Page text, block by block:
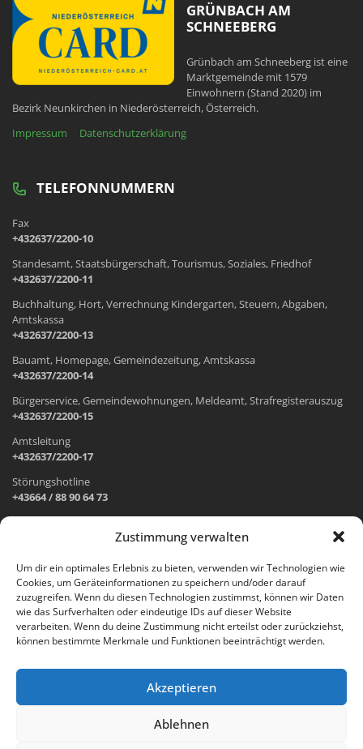
Zustimmung verwalten
Um dir ein optimales Erlebnis zu bieten, verwenden wir Technologien wie
Cookies, um Geräteinformationen zu speichern und/oder darauf
zuzugreifen. Wenn du diesen Technologien zustimmst, können wir Daten
wie das Surfverhalten oder eindeutige IDs auf dieser Website
verarbeiten. Wenn du deine Zustimmung nicht erteilst oder zurückziehst,
können bestimmte Merkmale und Funktionen beeinträchtigt werden.
Akzeptieren
Ablehnen
GRÜNBACH AM
SCHNEEBERG
Grünbach am Schneeberg ist eine
Marktgemeinde mit 1579
Einwohnern (Stand 2020) im
Bezirk Neunkirchen in Niederösterreich, Österreich.
Impressum
Datenschutzerklärung
TELEFONNUMMERN
Fax
+432637/2200-10
Standesamt, Staatsbürgerschaft, Tourismus, Soziales, Friedhof
+432637/2200-11
Buchhaltung, Hort, Verrechnung Kindergarten, Steuern, Abgaben,
Amtskassa
+432637/2200-13
Bauamt, Homepage, Gemeindezeitung, Amtskassa
+432637/2200-14
Bürgerservice, Gemeindewohnungen, Meldeamt, Strafregisterauszug
+432637/2200-15
Amtsleitung
+432637/2200-17
Störungshotline
+43664 / 88 90 64 73
Wr. Neustädter Straße 1
2733 Grünbach am Schneeberg
Öffnungszeiten Gemeindeamt:
Montag: 8.00 – 12.00 Uhr und 14.00 – 18.00 Uhr
Freitag: 8.00 – 12.00 Uhr
Email: